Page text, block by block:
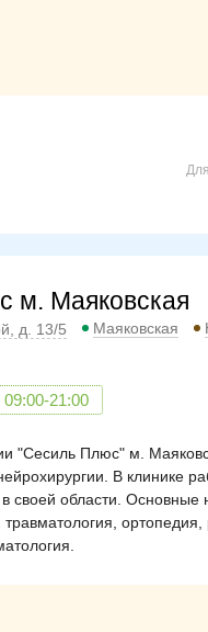
м. Маяковская
д. 13/5 Маяковская
09:00-21:00
"Сесиль Плюс" м.
В клинике
области. Основные